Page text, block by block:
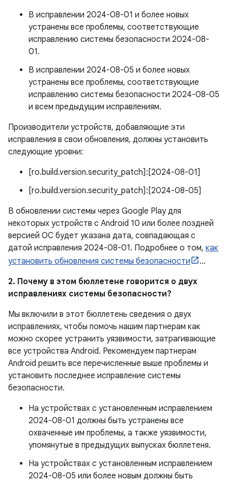
В исправлении 2024-08-01 и более новых
устранены все проблемы, соответствующие
исправлению системы безопасности 2024-08-
01.
В исправлении 2024-08-05 и более новых
устранены все проблемы, соответствующие
исправлению системы безопасности 2024-08-05
и всем предыдущим исправлениям.
Производители устройств, добавляющие эти
исправления в свои обновления, должны установить
следующие уровни:
[ro.build.version.security_patch]:[2024-08-01]
[ro.build.version.security_patch]:[2024-08-05]
В обновлении системы через Google Play для
некоторых устройств с Android 10 или более поздней
версией ОС будет указана дата, совпадающая с
датой исправления 2024-08-01. Подробнее о том, как
установить обновления системы безопасности
…
2. Почему в этом бюллетене говорится о двух
исправлениях системы безопасности?
Мы включили в этот бюллетень сведения о двух
исправлениях, чтобы помочь нашим партнерам как
можно скорее устранить уязвимости, затрагивающие
все устройства Android. Рекомендуем партнерам
Android решить все перечисленные выше проблемы и
установить последнее исправление системы
безопасности.
На устройствах с установленным исправлением
2024-08-01 должны быть устранены все
охваченные им проблемы, а также уязвимости,
упомянутые в предыдущих выпусках бюллетеня.
На устройствах с установленным исправлением
2024-08-05 или более новым должны быть